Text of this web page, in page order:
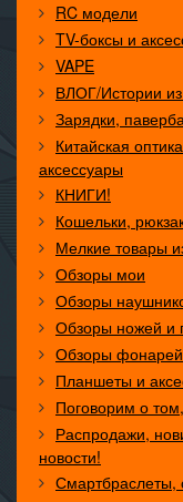
RC модели
TV-боксы и
VAPE
ВЛОГ/Истории
Зарядки,
Китайская
аксессуары
КНИГИ!
Кошельки,
Мелкие товары
Обзоры мои
Обзоры
Обзоры ножей и
Обзоры фонарей
Планшеты и
Поговорим о
Распродажи,
новости!
Смартбраслеты,